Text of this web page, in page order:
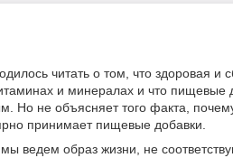
читать о том, что здоровая
и минералах и что пищевые
Но не объясняет того факта,
принимает пищевые добавки.
ведем образ жизни, не